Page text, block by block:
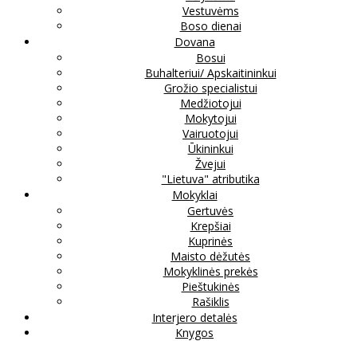
Vestuvėms
Boso dienai
Dovana
Bosui
Buhalteriui/ Apskaitininkui
Grožio specialistui
Medžiotojui
Mokytojui
Vairuotojui
Ūkininkui
Žvejui
"Lietuva" atributika
Mokyklai
Gertuvės
Krepšiai
Kuprinės
Maisto dėžutės
Mokyklinės prekės
Pieštukinės
Rašiklis
Interjero detalės
Knygos